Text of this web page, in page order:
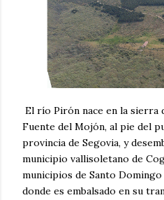
El río Pirón nace en la sierra
Fuente del Mojón, al pie del
provincia de Segovia, y
municipio vallisoletano de
municipios de Santo
donde es embalsado en su